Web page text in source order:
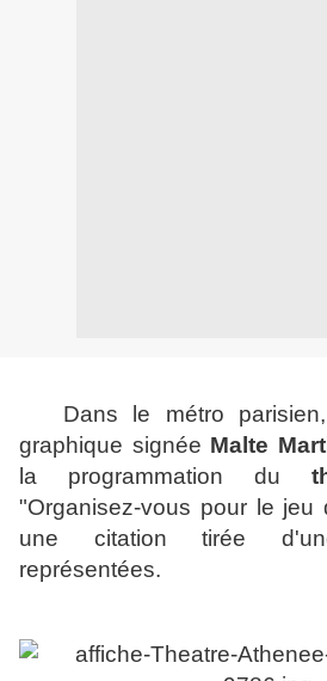
Dans le métro parisien,
graphique signée Malte
la programmation du
"Organisez-vous pour le jeu
une citation tirée
représentées.